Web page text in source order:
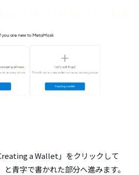
a Wallet」をクリックして
青字で書かれた部分へ進みます。